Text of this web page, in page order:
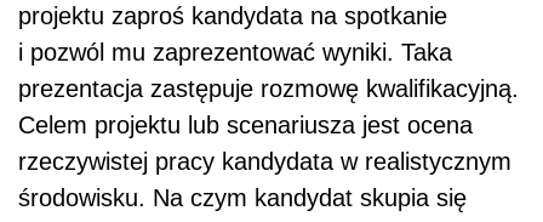
projektu zaproś kandydata na spotkanie
i pozwól mu zaprezentować wyniki. Taka
prezentacja zastępuje rozmowę kwalifikacyjną.
Celem projektu lub scenariusza jest ocena
rzeczywistej pracy kandydata w realistycznym
środowisku. Na czym kandydat skupia się